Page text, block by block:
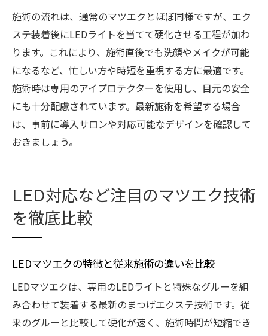
施術の流れは、通常のマツエクとほぼ同様ですが、エク
ステ装着後にLEDライトを当てて硬化させる工程が加わ
ります。これにより、施術直後でも洗顔やメイクが可能
になるなど、忙しい方や時短を重視する方に最適です。
施術時は専用のアイプロテクターを使用し、目元の安全
にも十分配慮されています。最新施術を希望する場合
は、事前に導入サロンや対応可能なデザインを確認して
おきましょう。
LED対応など注目のマツエク技術
を徹底比較
LEDマツエクの特徴と従来施術の違いを比較
LEDマツエクは、専用のLEDライトと特殊なグルーを組
み合わせて装着する最新のまつげエクステ技術です。従
来のグルーと比較して硬化が速く、施術時間が短縮でき